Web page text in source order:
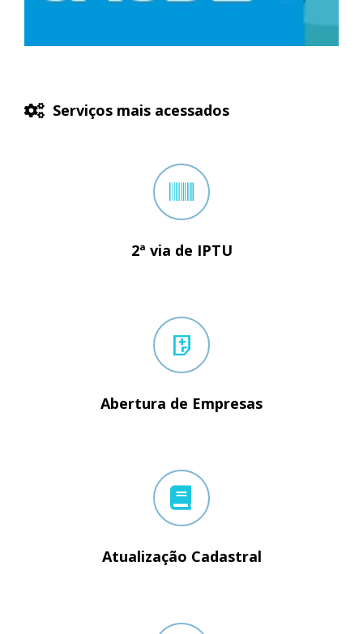
Serviços mais acessados
2ª via de IPTU
Abertura de Empresas
Atualização Cadastral